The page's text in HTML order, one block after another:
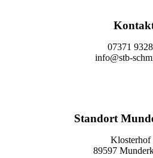
07371
info@stb-
Standort
Klosterhof
89597